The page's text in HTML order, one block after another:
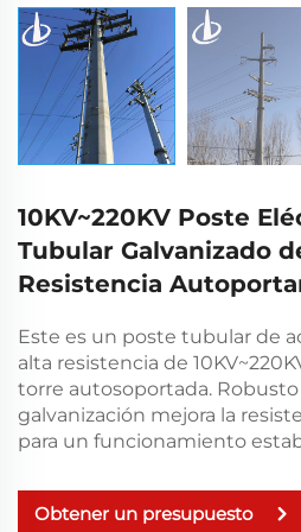
10KV~220KV Poste
Tubular Galvanizado
Resistencia
Este es un poste tubular de
alta resistencia de
torre autosoportada. Robusto
galvanización mejora la
para un funcionamiento
Obtener un presupuesto